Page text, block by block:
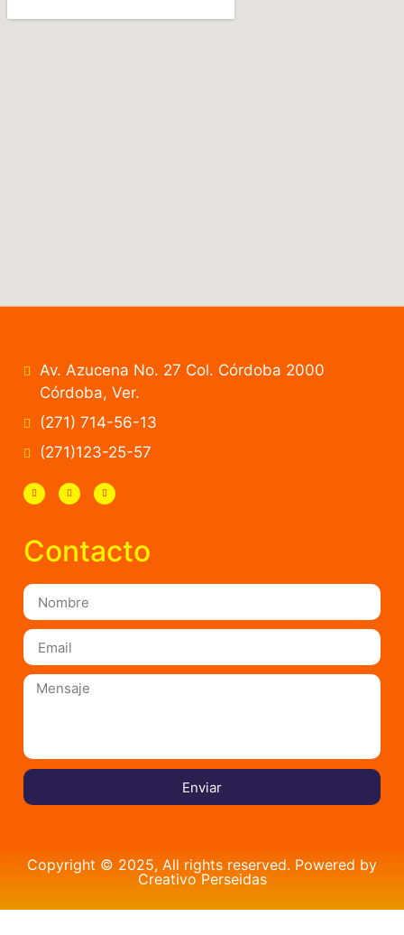
Av. Azucena No. 27 Col. Córdoba 2000
Córdoba, Ver.
(271) 714-56-13
(271)123-25-57
Contacto
Enviar
Copyright © 2025, All rights reserved. Powered by
Creativo Perseidas